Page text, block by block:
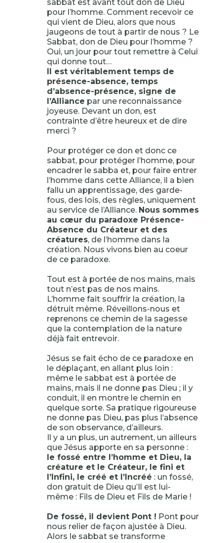
sabbat est avant tout don de Dieu
pour l’homme. Comment recevoir ce
qui vient de Dieu, alors que nous
jaugeons de tout à partir de nous ? Le
Sabbat, don de Dieu pour l’homme ?
Oui, un jour pour tout remettre à Celui
qui donne tout…
Il est véritablement temps de
présence-absence, temps
d’absence-présence, signe de
l’Alliance par une reconnaissance
joyeuse. Devant un don, est
contrainte d’être heureux et de dire
merci ?
Pour protéger ce don et donc ce
sabbat, pour protéger l’homme, pour
encadrer le sabba et, pour faire entrer
l’homme dans cette Alliance, il a bien
fallu un apprentissage, des garde-
fous, des lois, des règles, uniquement
au service de l’Alliance. Nous sommes
au cœur du paradoxe Présence-
Absence du Créateur et des
créatures, de l’homme dans la
création. Nous vivons bien au coeur
de ce paradoxe.
Tout est à portée de nos mains, mais
tout n’est pas de nos mains.
L’homme fait souffrir la création, la
détruit même. Réveillons-nous et
reprenons ce chemin de la sagesse
que la contemplation de la nature
déjà fait entrevoir.
Jésus se fait écho de ce paradoxe en
le déplaçant, en allant plus loin :
même le sabbat est à portée de
mains, mais il ne donne pas Dieu ; il y
conduit, il en montre le chemin en
quelque sorte. Sa pratique rigoureuse
ne donne pas Dieu, pas plus l’absence
de son observance, d’ailleurs.
Il y a un plus, un autrement, un ailleurs
que Jésus apporte en sa personne :
le fossé entre l’homme et Dieu, la
créature et le Créateur, le fini et
l’Infini, le créé et l’Incréé : un fossé,
don gratuit de Dieu qu’Il est lui-
même : Fils de Dieu et Fils de Marie !
De fossé, il devient Pont ! Pont pour
nous relier de façon ajustée à Dieu.
Alors le sabbat se transforme